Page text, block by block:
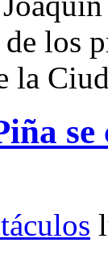
los
la